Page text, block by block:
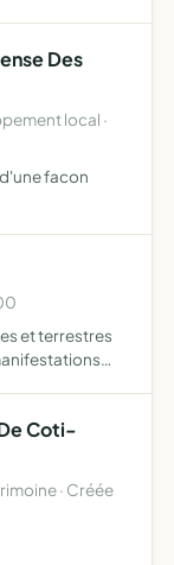
Des
local ·
facon
et terrestres
Coti-
· Créée